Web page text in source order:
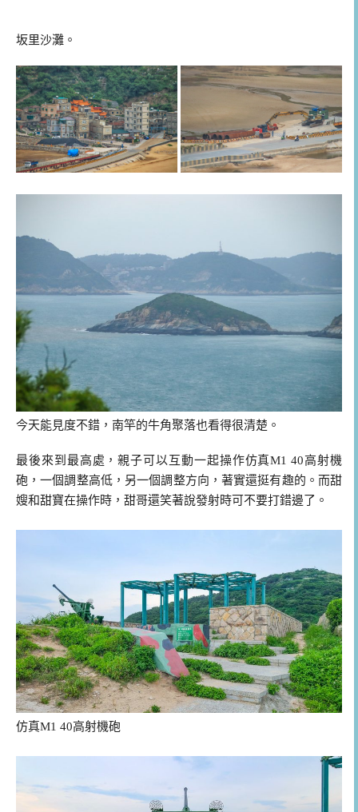
坂里沙灘。
今天能見度不錯，南竿的牛角聚落也看得很清楚。
最後來到最高處，親子可以互動一起操作仿真M1 40高射機
砲，一個調整高低，另一個調整方向，著實還挺有趣的。而甜
嫂和甜寶在操作時，甜哥還笑著說發射時可不要打錯邊了。
仿真M1 40高射機砲